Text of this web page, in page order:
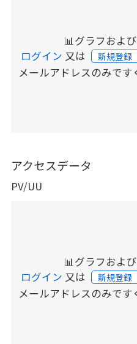
📊グラフおよ
ログイン 又は 新規登録
メールアドレスのみです
アクセスデータ
PV/UU
📊グラフおよ
ログイン 又は 新規登録
メールアドレスのみです